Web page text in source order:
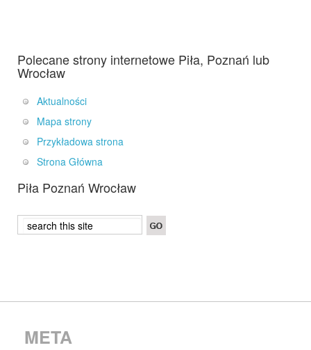
Polecane strony internetowe Piła, Poznań lub
Wrocław
Aktualności
Mapa strony
Przykładowa strona
Strona Główna
Piła Poznań Wrocław
META